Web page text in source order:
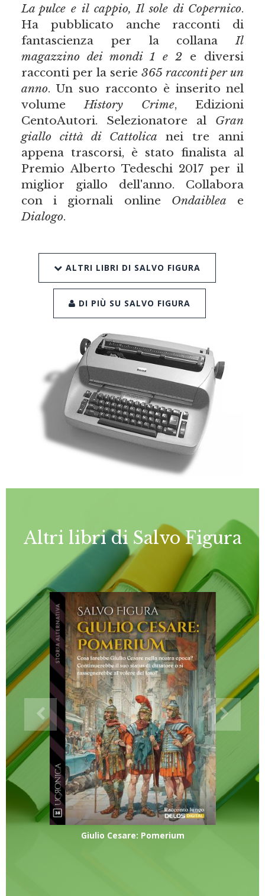
La pulce e il cappio, Il sole di Copernico.
Ha pubblicato anche racconti di
fantascienza per la collana Il
magazzino dei mondi 1 e 2e diversi
racconti per la serie365 racconti per un
anno. Un suo racconto è inserito nel
volume History Crime, Edizioni
CentoAutori. Selezionatore al Gran
giallo città di Cattolica nei tre anni
appena trascorsi, è stato finalista al
Premio Alberto Tedeschi 2017 per il
miglior giallo dell'anno. Collabora
con i giornali online Ondaiblea e
Dialogo.
ALTRI LIBRI DI SALVO FIGURA
DI PIÙ SU SALVO FIGURA
Altri libri di Salvo Figura
Giulio Cesare: Pomerium